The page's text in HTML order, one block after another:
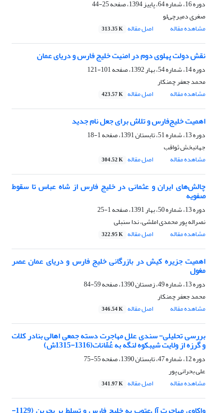
دوره 16، شماره 64، پاییز 1394، صفحه
25-44
صغری دمیرچی‌لو
مشاهده مقاله
اصل مقاله 313.35 K
نقش‌ دولت پهلوی دوم در امنیت خلیج فارس و دریای عمان
دوره 14، شماره 54، بهار 1392، صفحه
101-121
محمد جعفر چمنکار
مشاهده مقاله
اصل مقاله 423.57 K
اهمیت خلیج‌فارس و تلاش برای جعل نام جدید
دوره 13، شماره 51، تابستان 1391، صفحه
1-18
جهانبخش ثواقب
مشاهده مقاله
اصل مقاله 304.52 K
چالش‌های ایران و عثمانی در خلیج فارس از شاه عباس تا سقوط
صفویه
دوره 13، شماره 50، بهار 1391، صفحه
1-25
نصراله پور محمدی املشی، ندا سنبلی
مشاهده مقاله
اصل مقاله 322.95 K
اهمیت جزیره کیش در بازرگانی خلیج فارس و دریای عمان عصر
مغول
دوره 13، شماره 49، زمستان 1390، صفحه
59-84
محمد جعفر چمنکار
مشاهده مقاله
اصل مقاله 346.54 K
بررسی تحلیلی- سندی علل مهاجرت دسته جمعی اهالی بنادر کلات
و گرزه از ولایت شیبکوه لنگه به عُمّانات(1316-1315ش)
دوره 12، شماره 47، تابستان 1390، صفحه
55-75
علی بحرانی پور
مشاهده مقاله
اصل مقاله 341.97 K